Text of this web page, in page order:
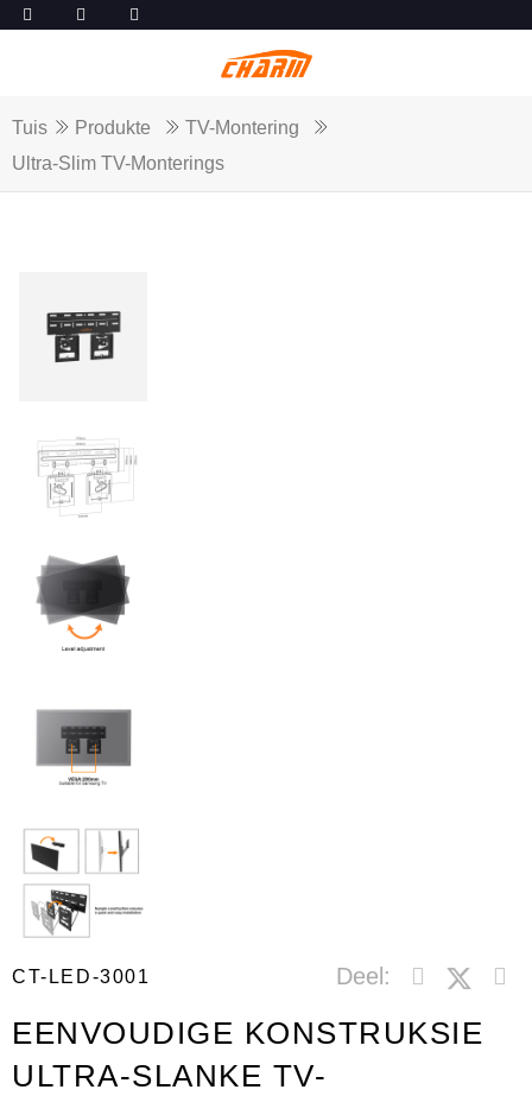
Tuis Produkte
TV-Montering
Ultra-Slim TV-Monterings
CT-LED-3001 Deel:
EENVOUDIGE KONSTRUKSIE
ULTRA-SLANKE TV-